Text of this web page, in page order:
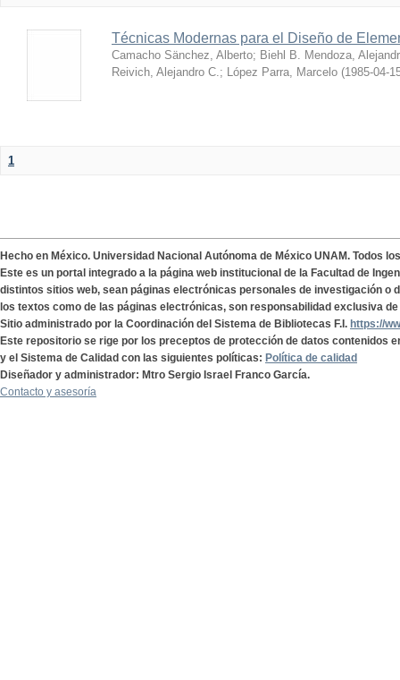
Técnicas Modernas para el Diseño de
Camacho Sänchez, Alberto; Biehl B. Mendoza,
Reivich, Alejandro C.; López Parra, Marcelo (1985-04-
1
Hecho en México. Universidad Nacional Autónoma de México UNAM. Todos
Este es un portal integrado a la página web institucional de la Facultad de
distintos sitios web, sean páginas electrónicas personales de investigación o
los textos como de las páginas electrónicas, son responsabilidad exclusiva
Sitio administrado por la Coordinación del Sistema de Bibliotecas F.I. https://
Este repositorio se rige por los preceptos de protección de datos contenidos
y el Sistema de Calidad con las siguientes políticas: Política de calidad
Diseñador y administrador: Mtro Sergio Israel Franco García.
Contacto y asesoría